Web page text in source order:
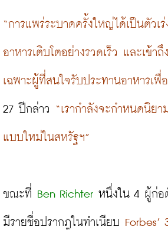
“การแพร่ระบาดครั้งใหญ่ได้เป็นตัวเ
อาหารเติบโตอย่างรวดเร็ว และเข้า
เฉพาะผู้ที่สนใจรับประทานอาหารเพื่
27 ปีกล่าว “เรากำลังจะกำหนดนิย
แบบใหม่ในสหรัฐฯ”
ขณะที่ Ben Richter หนึ่งใน 4 ผู้ก่อ
มีรายชื่อปรากฎในทำเนียบ Forbes’